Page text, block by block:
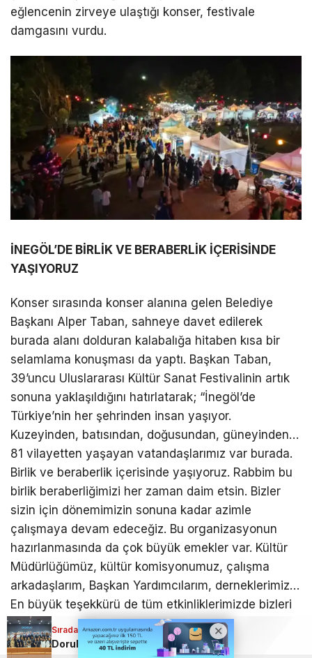
Sıradaki Haber
Bursa’da 4 yaşındaki çocuğun büyük şanssızlığı
Sıradaki Haber
Bursa’nın kayıp ezgileri 15 Temmuz destanıyla yankılandı
eğlencenin zirveye ulaştığı konser, festivale
damgasını vurdu.
İNEGÖL’DE BİRLİK VE BERABERLİK İÇERİSİNDE
YAŞIYORUZ
Konser sırasında konser alanına gelen Belediye
Başkanı Alper Taban, sahneye davet edilerek
burada alanı dolduran kalabalığa hitaben kısa bir
selamlama konuşması da yaptı. Başkan Taban,
39’uncu Uluslararası Kültür Sanat Festivalinin artık
sonuna yaklaşıldığını hatırlatarak; “İnegöl’de
Türkiye’nin her şehrinden insan yaşıyor.
Kuzeyinden, batısından, doğusundan, güneyinden…
81 vilayetten yaşayan vatandaşlarımız var burada.
Birlik ve beraberlik içerisinde yaşıyoruz. Rabbim bu
birlik beraberliğimizi her zaman daim etsin. Bizler
sizin için dönemimizin sonuna kadar azimle
çalışmaya devam edeceğiz. Bu organizasyonun
hazırlanmasında da çok büyük emekler var. Kültür
Müdürlüğümüz, kültür komisyonumuz, çalışma
arkadaşlarım, Başkan Yardımcılarım, derneklerimiz…
En büyük teşekkürü de tüm etkinliklerimizde bizleri
yalnız bırakmayan sizlere ediyorum” dedi.
Sıradaki Haber
Doruk Sağlık Grubu’nun gurur günü